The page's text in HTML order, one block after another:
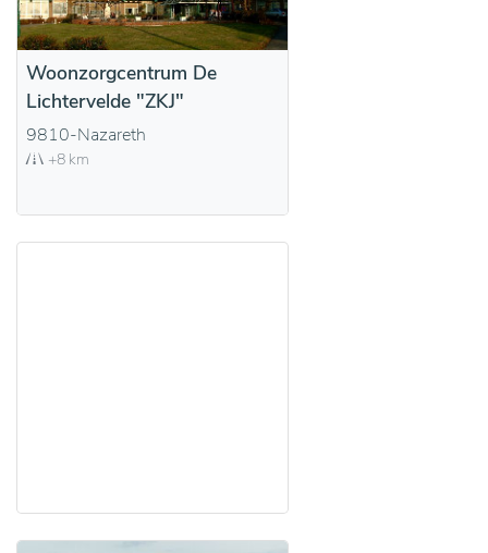
Woonzorgcentrum De
Lichtervelde "ZKJ"
9810-Nazareth
+8 km